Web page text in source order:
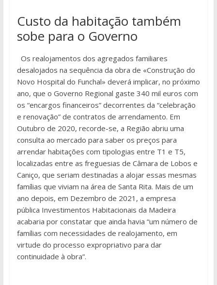
Custo da habitação também
sobe para o Governo
Os realojamentos dos agregados familiares
desalojados na sequência da obra de «Construção do
Novo Hospital do Funchal» deverá implicar, no próximo
ano, que o Governo Regional gaste 340 mil euros com
os “encargos financeiros” decorrentes da “celebração
e renovação” de contratos de arrendamento. Em
Outubro de 2020, recorde-se, a Região abriu uma
consulta ao mercado para saber os preços para
arrendar habitações com tipologias entre T1 e T5,
localizadas entre as freguesias de Câmara de Lobos e
Caniço, que seriam destinadas a alojar essas mesmas
famílias que viviam na área de Santa Rita. Mais de um
ano depois, em Dezembro de 2021, a empresa
pública Investimentos Habitacionais da Madeira
acabaria por constatar que ainda havia “um número de
famílias com necessidades de realojamento, em
virtude do processo expropriativo para dar
continuidade à obra”.